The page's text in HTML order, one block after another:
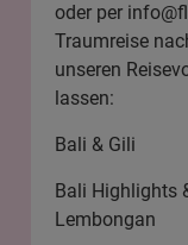
oder per
Traumreise
unseren
lassen:
Bali & Gili
Bali Highlights
Lembongan